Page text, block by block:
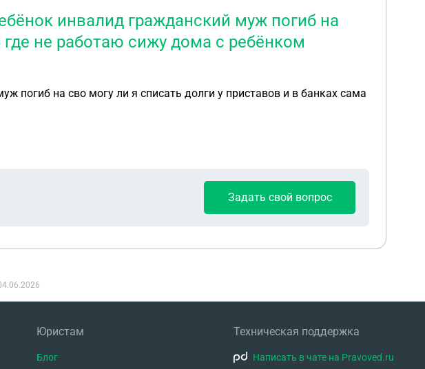
инвалид гражданский муж погиб на
не работаю сижу дома с ребёнком
погиб на сво могу ли я списать долги у приставов и в банках сама
Задать свой вопрос
Юристам
Блог
Техническая поддержка
Написать в чате на Pravoved.ru